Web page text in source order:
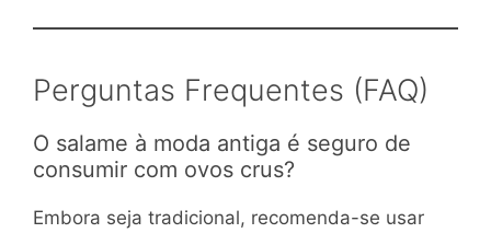
Perguntas Frequentes (FAQ)
O salame à moda antiga é seguro de
consumir com ovos crus?
Embora seja tradicional, recomenda-se usar